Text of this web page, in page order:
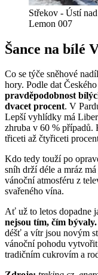
Střekov - Ústí
Lemon 007
Šance na bílé
Co se týče sněhové
hory. Podle dat
pravděpodobnost
dvacet procent. V
Lepší vyhlídky má
zhruba v 60 % případů.
třiceti až čtyřiceti
Kdo tedy touží po
sníh drží déle a mráz
vánoční atmosféru z
svařeného vína.
Ať už to letos dopadne
nejsou tím, čím bývaly.
déšť a vítr jsou novým
vánoční pohodu
tradičním cukrovím a